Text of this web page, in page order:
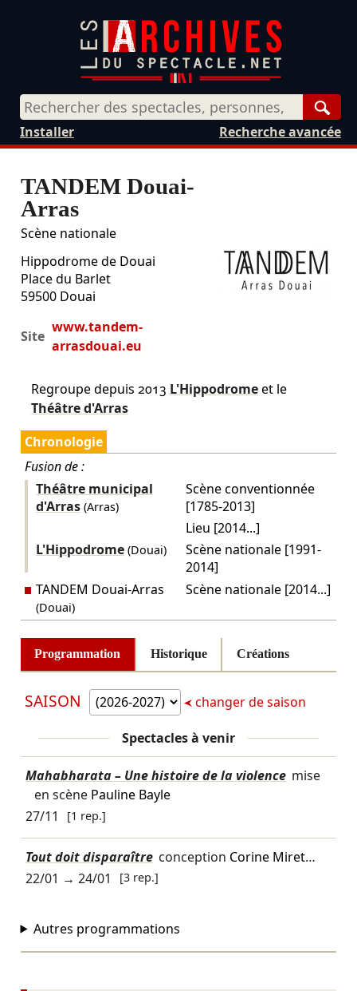
Recherche avancée
Installer
TANDEM Douai-
Arras
Scène nationale
Hippodrome de Douai
Place du Barlet
59500 Douai
Site
www.tandem-
arrasdouai.eu
Regroupe depuis 2013 L'Hippodromeet le
Théâtre d'Arras
Chronologie
Théâtre municipal
d'Arras(Arras)
Scène conventionnée
[1785-2013]
Lieu [2014...]
L'Hippodrome(Douai)
Scène nationale [1991-
2014]
Fusion de :
TANDEM Douai-Arras
(Douai)
Scène nationale [2014...]
Programmation Historique Créations
SAISON changer de saison
Spectacles à venir
Mahabharata – Une histoire de la violence mise
en scène Pauline Bayle
27/11
[1 rep.]
Tout doit disparaître conception Corine Miret…
22/01 → 24/01 [3 rep.]
Autres programmations